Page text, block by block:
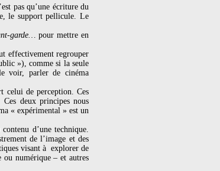
pas qu’une écriture du
le support pellicule. Le
garde…pour mettre en
effectivement regrouper
»), comme si la seule
voir, parler de cinéma
celui de perception. Ces
deux principes nous
« expérimental » est un
d’une technique.
de l’image et des
visant à explorer de
numérique – et autres